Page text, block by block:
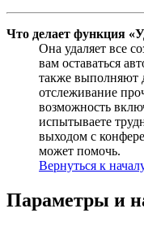
Что делает функция
Она удаляет все
вам оставаться
также выполняют
отслеживание
возможность
испытываете
выходом с
может помочь.
Вернуться к
Параметры и